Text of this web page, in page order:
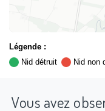
Légende :
Nid détruit
Nid non
Vous avez